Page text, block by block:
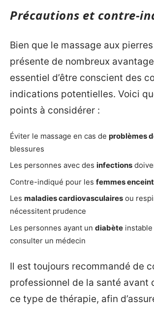
Précautions et contre-
Bien que le massage aux
présente de nombreux
essentiel d’être conscient des
indications potentielles. Voici
points à considérer :
Éviter le massage en cas de problèmes
blessures
Les personnes avec des infections
Contre-indiqué pour les femmes
Les maladies cardiovasculaires ou
nécessitent prudence
Les personnes ayant un diabète
consulter un médecin
Il est toujours recommandé de
professionnel de la santé avant
ce type de thérapie, afin